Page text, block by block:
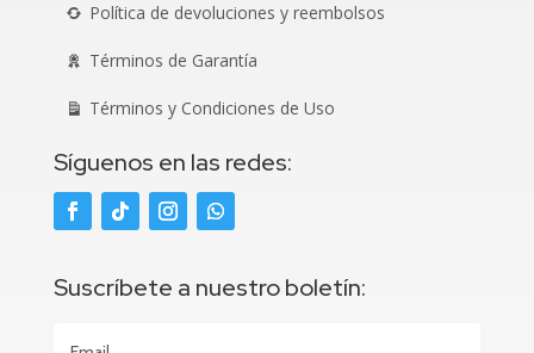
Política de devoluciones y reembolsos
Términos de Garantía
Términos y Condiciones de Uso
Síguenos en las redes:
Suscríbete a nuestro boletín: